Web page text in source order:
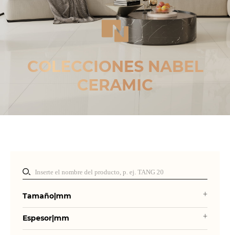
COLECCIONES NABEL
CERAMIC
Tamaño|mm
Espesor|mm